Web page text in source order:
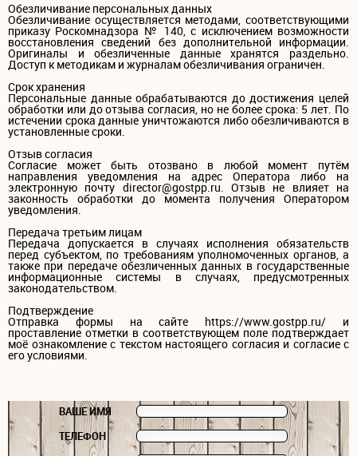
Обезличивание персональных данных
Обезличивание осуществляется методами, соответствующими
приказу Роскомнадзора № 140, с исключением возможности
восстановления сведений без дополнительной информации.
Оригиналы и обезличенные данные хранятся раздельно.
Доступ к методикам и журналам обезличивания ограничен.
Срок хранения
Персональные данные обрабатываются до достижения целей
обработки или до отзыва согласия, но не более срока: 5 лет. По
истечении срока данные уничтожаются либо обезличиваются в
установленные сроки.
Отзыв согласия
Согласие может быть отозвано в любой момент путём
направления уведомления на адрес Оператора либо на
электронную почту director@gostpp.ru. Отзыв не влияет на
законность обработки до момента получения Оператором
уведомления.
Передача третьим лицам
Передача допускается в случаях исполнения обязательств
перед субъектом, по требованиям уполномоченных органов, а
также при передаче обезличенных данных в государственные
информационные системы в случаях, предусмотренных
законодательством.
Подтверждение
Отправка формы на сайте https://www.gostpp.ru/ и
проставление отметки в соответствующем поле подтверждает
моё ознакомление с текстом настоящего согласия и согласие с
его условиями.
ВАШЕ ИМЯ
ТЕЛЕФОН